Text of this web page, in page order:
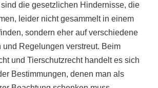
die gesetzlichen Hindernisse, die
leider nicht gesammelt in einem
sondern eher auf verschiedene
und Regelungen verstreut. Beim
und Tierschutzrecht handelt es sich
Bestimmungen, denen man als